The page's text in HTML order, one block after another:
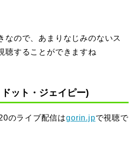
なので、あまりなじみのないス
聴することができますね
ット・ジェイピー)
のライブ配信はgorin.jpで視聴で